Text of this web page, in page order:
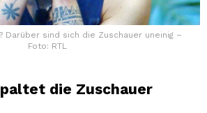
Darüber sind sich die Zuschauer uneinig –
Foto: RTL
die Zuschauer